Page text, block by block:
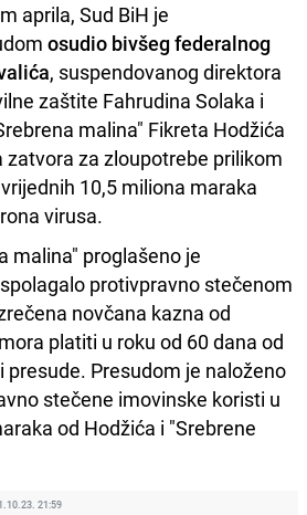
aprila, Sud BiH je
osudio bivšeg federalnog
, suspendovanog direktora
zaštite Fahrudina Solaka i
malina" Fikreta Hodžića
zatvora za zloupotrebe prilikom
10,5 miliona maraka
virusa.
malina" proglašeno je
protivpravno stečenom
novčana kazna od
platiti u roku od 60 dana od
Presudom je naloženo
stečene imovinske koristi u
od Hodžića i "Srebrene
21:59